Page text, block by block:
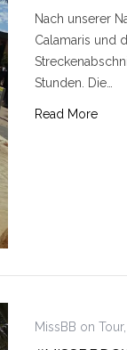
Nach unserer
Calamaris und
Stunden. Die…
Read More
MissBB on Tour,